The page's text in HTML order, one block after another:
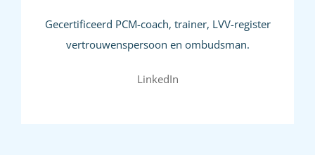
Gecertificeerd PCM-coach, trainer, LVV-register
vertrouwenspersoon en ombudsman.
LinkedIn